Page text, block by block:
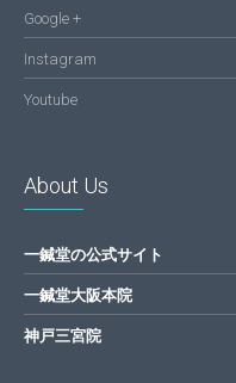
Google +
Instagram
Youtube
About Us
一鍼堂の公式サイト
一鍼堂大阪本院
神戸三宮院